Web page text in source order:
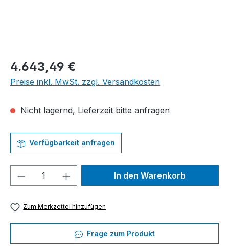
Regulärer Preis:
4.643,49 €
Preise inkl. MwSt. zzgl. Versandkosten
Nicht lagernd, Lieferzeit bitte anfragen
Verfügbarkeit anfragen
Produkt Anzahl: Gib denIn den Warenkorb
Zum Merkzettel hinzufügen
Frage zum Produkt